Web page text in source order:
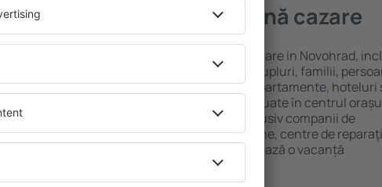
Novohrad – cea mai bună cazare
Puteți alege dintr-o ofertă variată de cazare in Novohrad,
proprietăți pentru o singură persoană, cupluri, familii,
ȋn vârstă și grupuri. Oaspeţii pot sta în apartamente, hoteluri
pensiuni care oferă intimitate și sunt situate în centrul
Novohrad. Facilitățile din apropiere, inclusiv companii de
închirieri auto, transport public, magazine, centre de
locuri de relaxare sau distracţie, garantează o vacanță